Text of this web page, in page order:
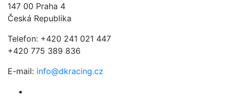
147 00 Praha 4
Česká Republika
Telefon: +420 241 021 447
+420 775 389 836
E-mail: info@dkracing.cz